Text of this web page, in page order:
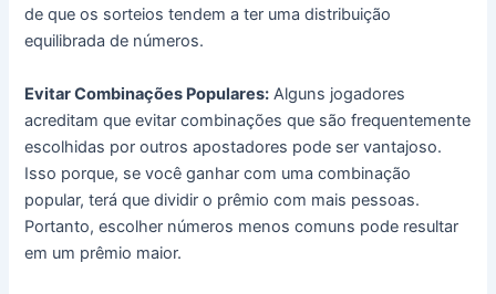
de que os sorteios tendem a ter uma distribuição
equilibrada de números.
Evitar Combinações Populares: Alguns jogadores
acreditam que evitar combinações que são frequentemente
escolhidas por outros apostadores pode ser vantajoso.
Isso porque, se você ganhar com uma combinação
popular, terá que dividir o prêmio com mais pessoas.
Portanto, escolher números menos comuns pode resultar
em um prêmio maior.